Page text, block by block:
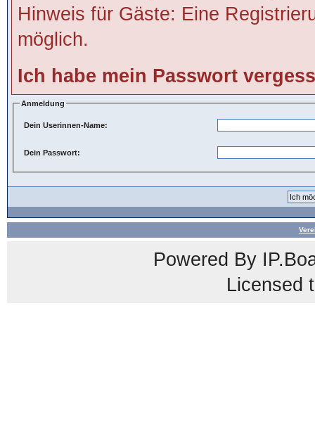
Hinweis für Gäste: Eine
möglich.
Ich habe mein Passwort
Anmeldung
Dein Userinnen-Name:
Dein Passwort:
Powered By
Licensed